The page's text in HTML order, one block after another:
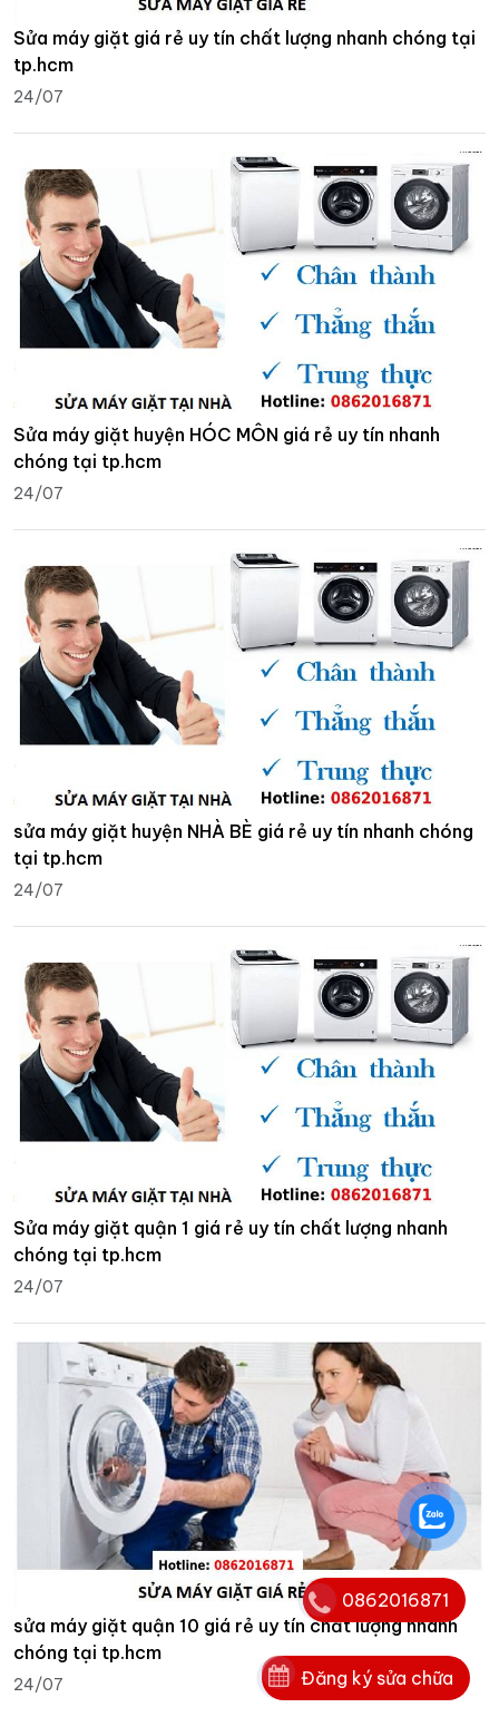
Sửa máy giặt giá rẻ uy tín chất lượng nhanh chóng tại
tp.hcm
24/07
Sửa máy giặt huyện HÓC MÔN giá rẻ uy tín nhanh
chóng tại tp.hcm
24/07
sửa máy giặt huyện NHÀ BÈ giá rẻ uy tín nhanh chóng
tại tp.hcm
24/07
Sửa máy giặt quận 1 giá rẻ uy tín chất lượng nhanh
chóng tại tp.hcm
24/07
sửa máy giặt quận 10 giá rẻ uy tín chất lượng nhanh
chóng tại tp.hcm
24/07 Đăng ký sửa chữa
0862016871